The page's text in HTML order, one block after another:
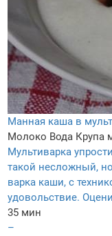
Манная каша в
Молоко Вода Крупа
Мультиварка
такой несложный,
варка каши, с
удовольствие.
35 мин
–